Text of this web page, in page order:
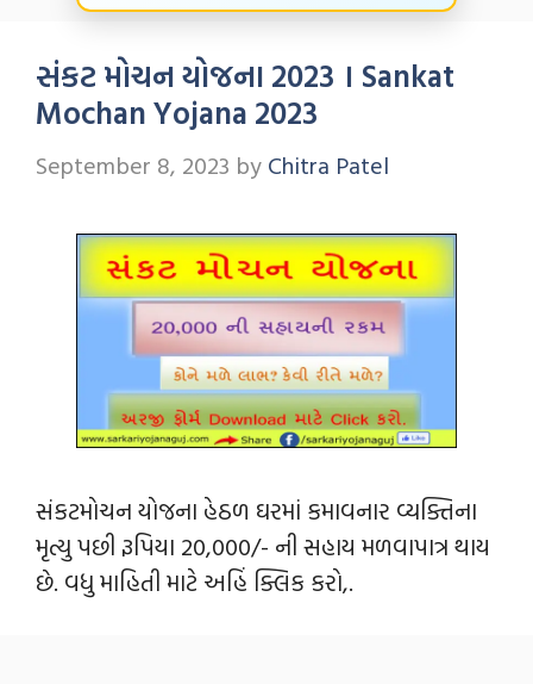
સંકટ મોચન યોજના 2023 । Sankat
Mochan Yojana 2023
September 8, 2023 by Chitra Patel
સંકટમોચન યોજના હેઠળ ઘરમાં કમાવનાર વ્યક્તિના
મૃત્યુ પછી રૂપિયા 20,000/- ની સહાય મળવાપાત્ર થાય
છે. વધુ માહિતી માટે અહિં ક્લિક કરો,.